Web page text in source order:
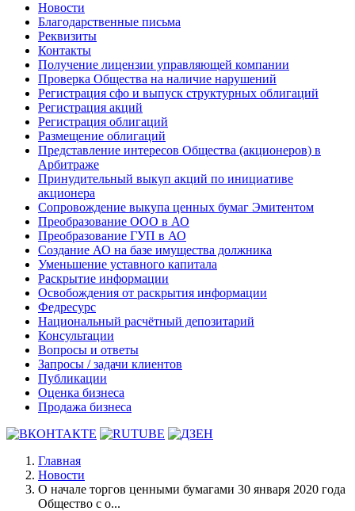
Новости
Благодарственные письма
Реквизиты
Контакты
Получение лицензии управляющей компании
Проверка Общества на наличие нарушений
Регистрация сфо и выпуск структурных облигаций
Регистрация акций
Регистрация облигаций
Размещение облигаций
Представление интересов Общества (акционеров) в
Арбитраже
Принудительный выкуп акций по инициативе
акционера
Сопровождение выкупа ценных бумаг Эмитентом
Преобразование ООО в АО
Преобразование ГУП в АО
Создание АО на базе имущества должника
Уменьшение уставного капитала
Раскрытие информации
Освобождения от раскрытия информации
Федресурс
Национальный расчётный депозитарий
Консультации
Вопросы и ответы
Запросы / задачи клиентов
Публикации
Оценка бизнеса
Продажа бизнеса
Главная
Новости
О начале торгов ценными бумагами 30 января 2020 года
Общество с о...